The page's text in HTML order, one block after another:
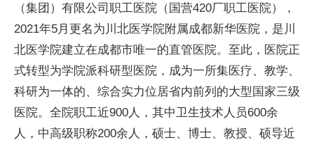
（集团）有限公司职工医院（国营420厂职工医院），
2021年5月更名为川北医学院附属成都新华医院，是川
北医学院建立在成都市唯一的直管医院。至此，医院正
式转型为学院派科研型医院，成为一所集医疗、教学、
科研为一体的、综合实力位居省内前列的大型国家三级
医院。全院职工近900人，其中卫生技术人员600余
人，中高级职称200余人，硕士、博士、教授、硕导近